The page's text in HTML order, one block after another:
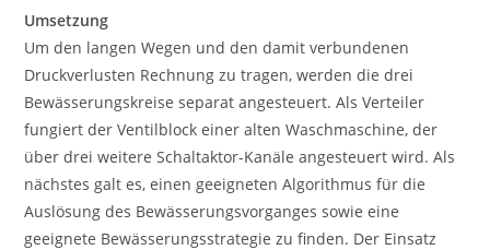
Umsetzung
Um den langen Wegen und den damit verbundenen
Druckverlusten Rechnung zu tragen, werden die drei
Bewässerungskreise separat angesteuert. Als Verteiler
fungiert der Ventilblock einer alten Waschmaschine, der
über drei weitere Schaltaktor-Kanäle angesteuert wird. Als
nächstes galt es, einen geeigneten Algorithmus für die
Auslösung des Bewässerungsvorganges sowie eine
geeignete Bewässerungsstrategie zu finden. Der Einsatz